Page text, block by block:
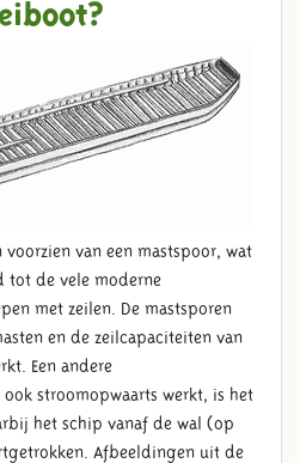
voorzien van een mastspoor, wat
tot de vele moderne
met zeilen. De mastsporen
en de zeilcapaciteiten van
Een andere
stroomopwaarts werkt, is het
het schip vanaf de wal (op
Afbeeldingen uit de